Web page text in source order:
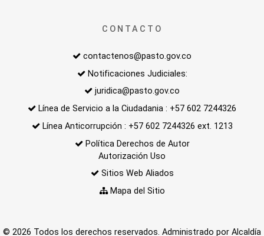
CONTACTO
contactenos@pasto.gov.co
Notificaciones Judiciales:
juridica@pasto.gov.co
Línea de Servicio a la Ciudadania : +57 602 7244326
Línea Anticorrupción : +57 602 7244326 ext. 1213
Política Derechos de Autor
Autorización Uso
Sitios Web Aliados
Mapa del Sitio
© 2026 Todos los derechos reservados. Administrado por Alcaldía